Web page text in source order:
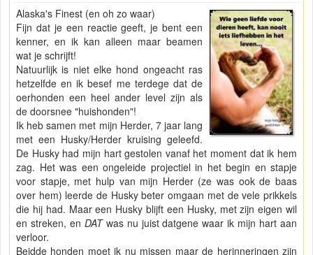
Alaska's Finest (en oh zo waar)
Fijn dat je een reactie geeft, je bent een
kenner, en ik kan alleen maar beamen
wat je schrijft!
Natuurlijk is niet elke hond ongeacht ras
hetzelfde en ik besef me terdege dat de
oerhonden een heel ander level zijn als
de doorsnee "huishonden"!
Ik heb samen met mijn Herder, 7 jaar lang
met een Husky/Herder kruising geleefd.
De Husky had mijn hart gestolen vanaf het moment dat ik hem
zag. Het was een ongeleide projectiel in het begin en stapje
voor stapje, met hulp van mijn Herder (ze was ook de baas
over hem) leerde de Husky beter omgaan met de vele prikkels
die hij had. Maar een Husky blijft een Husky, met zijn eigen wil
en streken, en DAT was nu juist datgene waar ik mijn hart aan
verloor.
Beidde honden moet ik nu missen maar de herinneringen zijn